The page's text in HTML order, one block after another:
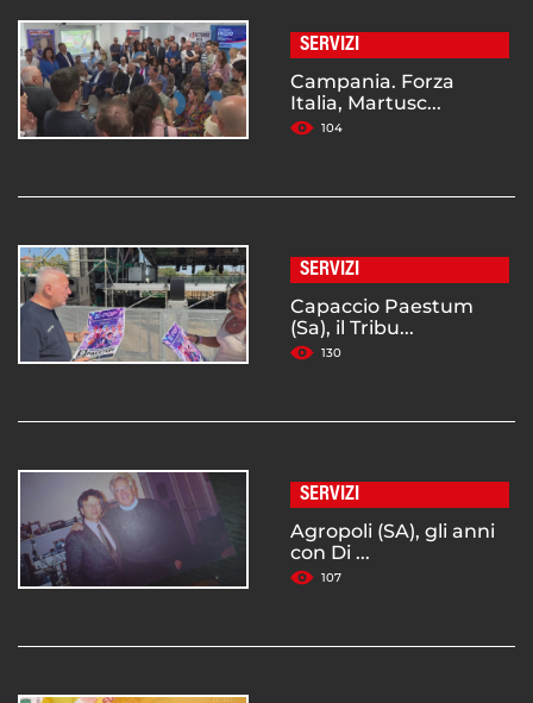
SERVIZI
Campania. Forza
Italia, Martusc...
104
SERVIZI
Capaccio Paestum
(Sa), il Tribu...
130
SERVIZI
Agropoli (SA), gli anni
con Di ...
107